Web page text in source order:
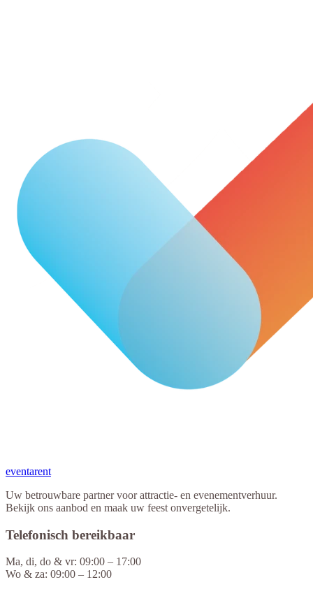
eventarent
Uw betrouwbare partner voor attractie- en evenementverhuur.
Bekijk ons aanbod en maak uw feest onvergetelijk.
Telefonisch bereikbaar
Ma, di, do & vr: 09:00 – 17:00
Wo & za: 09:00 – 12:00